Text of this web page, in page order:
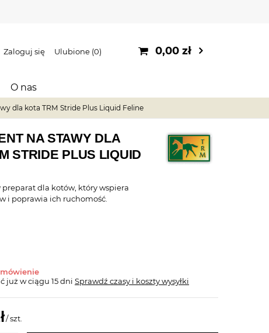
Zaloguj się Ulubione 0 0,00 zł
O nas
dla kota TRM Stride Plus Liquid Feline
NA STAWY DLA
STRIDE PLUS LIQUID
dla kotów, który wspiera
i poprawia ich ruchomość.
już w ciągu 15 dni Sprawdź czasy i koszty wysyłki
/szt.